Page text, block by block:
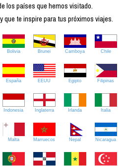
los países que hemos visitado.
que te inspire para tus próximos viajes.
Bolivia Brunei Camboya Chile
España EEUU Egipto Filipinas
Indonesia Inglaterra Irlanda Italia
Malta Marruecos Nepal Nicaragua